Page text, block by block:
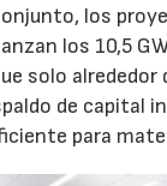
los
los 10,5
solo alrededor
de capital
para